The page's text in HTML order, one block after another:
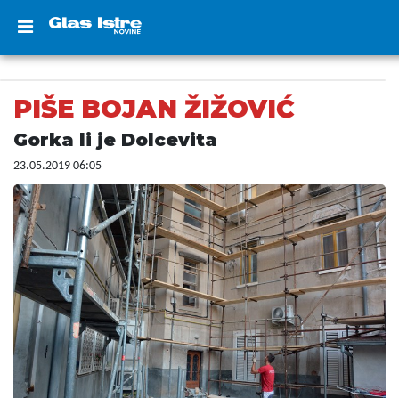
PIŠE BOJAN ŽIŽOVIĆ
Gorka li je Dolcevita
23.05.2019 06:05